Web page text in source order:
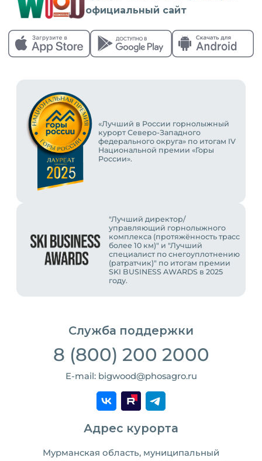
официальный сайт
«Лучший в России горнолыжный
курорт Северо-Западного
федерального округа» по итогам IV
Национальной премии «Горы
России».
"Лучший директор/
управляющий горнолыжного
комплекса (протяжённость трасс
более 10 км)" и "Лучший
специалист по снегоуплотнению
(ратратчик)" по итогам премии
SKI BUSINESS AWARDS в 2025
году.
Служба поддержки
8 (800) 200 2000
E-mail: bigwood@phosagro.ru
Адрес курорта
Мурманская область, муниципальный